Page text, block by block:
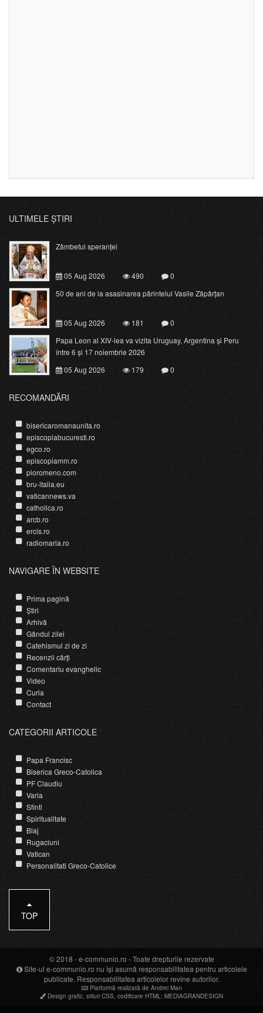
ULTIMELE ȘTIRI
Zâmbetul speranței
05 Aug 2026 490
0
50 de ani de la asasinarea părintelui Vasile Zăpârțan
05 Aug 2026 181
0
Papa Leon al XIV-lea va vizita Uruguay, Argentina și Peru
între 6 și 17 noiembrie 2026
05 Aug 2026
179 0
RECOMANDĂRI
bisericaromanaunita.ro
episcopiabucuresti.ro
egco.ro
episcopiamm.ro
pioromeno.com
bru-italia.eu
vaticannews.va
catholica.ro
arcb.ro
ercis.ro
radiomaria.ro
NAVIGARE ÎN WEBSITE
Prima pagină
Știri
Arhivă
Gândul zilei
Catehismul zi de zi
Recenzii cărți
Comentariu evanghelic
Video
Curia
Contact
CATEGORII ARTICOLE
Papa Francisc
Biserica Greco-Catolica
PF Claudiu
Varia
Sfinti
Spiritualitate
Blaj
Rugaciuni
Vatican
Personalitati Greco-Catolice
TOP
© 2018 -e-communio.ro - Toate drepturile rezervate
Site-ul e-communio.ro nu își asumă responsabilitatea pentru articolele
publicate. Responsabilitatea articolelor revine autorilor.
Platformă realizată de Andrei Man
Design grafic stiluri CSS codificare HTML : MEDIAGRANDESIGN